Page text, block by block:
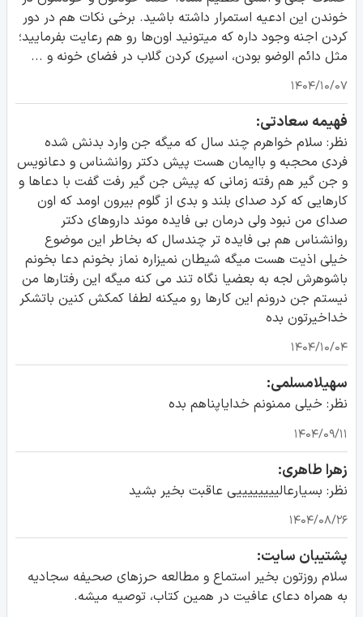
خوندن این ادعیه استمرار داشته باشید. برخی نکات هم در دور
کردن اجنه وجود داره که میتونید اون‌ها رو هم رعایت بفرمایید؛
مثل دائم الوضو بودن، اسپری کردن گلاب در فضای خونه و ...
۱۴۰۴/۱۰/۰۷
فهیمه سعادتی:
نظر: سلام خواهرم چند سال که میگه جن وارد بدنش شده
فردی محجبه و باایمان هست پیش دکتر روانشناس و دعانویس
و جن گیر هم رفته زمانی که پیش جن گیر رفت گفت با دعاها و
کارهایی که کرد صدای بلند و بدی از گلوم بیرون اومد که اون
صدای من نبود ولی درمان بی فایده موند داروهای دکتر
روانشناس هم بی فایده تر چندسال که بخاطر این موضوع
خیلی اذیت هست میگه شیطان نمیزاره نماز بخونم دعا بخونم
باشوهرش لجه به بعضیا نگاه تند می کنه میگه این رفتارها من
نیستم جن درونم این کارها رو میکنه لطفا کمکش کنین باتشکر
خداخیرتون بده
۱۴۰۴/۱۰/۰۴
سهیلا‌مسلمی:
نظر: خیلی ممنونم ‌خدا‌یاپناهم ‌بده‌
۱۴۰۴/۰۹/۱۱
زهرا طاهری:
نظر: بسیارعالییییییییی عاقبت بخیر بشید
۱۴۰۴/۰۸/۲۶
پشتیبان سایت:
سلام روزتون بخیر استماع و مطالعه حرزهای صحیفه سجادیه
به همراه دعای عافیت در همین کتاب، توصیه میشه.